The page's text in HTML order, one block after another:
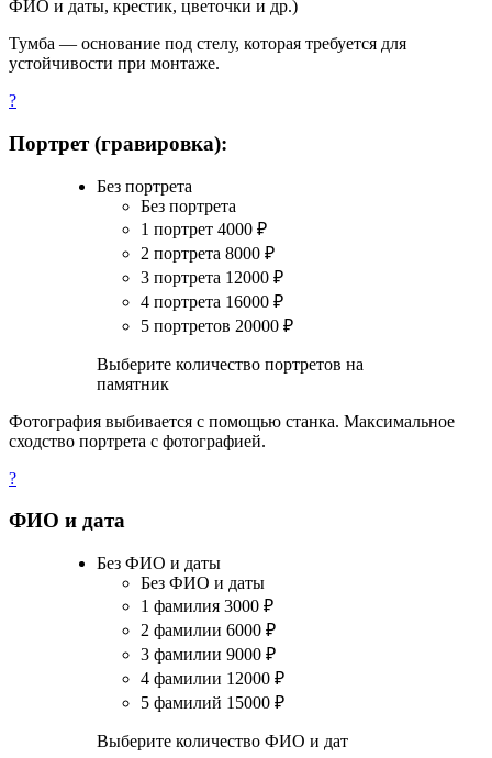
ФИО и даты, крестик, цветочки и др.)
Тумба — основание под стелу, которая требуется для
устойчивости при монтаже.
?
Портрет (гравировка):
Без портрета
Без портрета
1 портрет 4000 ₽
2 портрета 8000 ₽
3 портрета 12000 ₽
4 портрета 16000 ₽
5 портретов 20000 ₽
Выберите количество портретов на
памятник
Фотография выбивается с помощью станка. Максимальное
сходство портрета с фотографией.
?
ФИО и дата
Без ФИО и даты
Без ФИО и даты
1 фамилия 3000 ₽
2 фамилии 6000 ₽
3 фамилии 9000 ₽
4 фамилии 12000 ₽
5 фамилий 15000 ₽
Выберите количество ФИО и дат